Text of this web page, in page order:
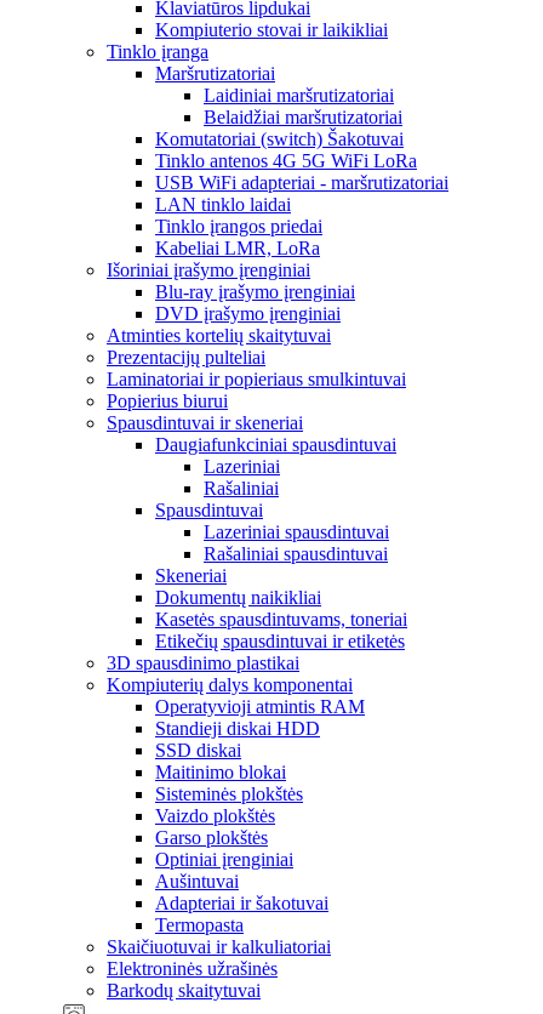
Klaviatūros lipdukai
Kompiuterio stovai ir laikikliai
Tinklo įranga
Maršrutizatoriai
Laidiniai maršrutizatoriai
Belaidžiai maršrutizatoriai
Komutatoriai (switch) Šakotuvai
Tinklo antenos 4G 5G WiFi LoRa
USB WiFi adapteriai - maršrutizatoriai
LAN tinklo laidai
Tinklo įrangos priedai
Kabeliai LMR, LoRa
Išoriniai įrašymo įrenginiai
Blu-ray įrašymo įrenginiai
DVD įrašymo įrenginiai
Atminties kortelių skaitytuvai
Prezentacijų pulteliai
Laminatoriai ir popieriaus smulkintuvai
Popierius biurui
Spausdintuvai ir skeneriai
Daugiafunkciniai spausdintuvai
Lazeriniai
Rašaliniai
Spausdintuvai
Lazeriniai spausdintuvai
Rašaliniai spausdintuvai
Skeneriai
Dokumentų naikikliai
Kasetės spausdintuvams, toneriai
Etikečių spausdintuvai ir etiketės
3D spausdinimo plastikai
Kompiuterių dalys komponentai
Operatyvioji atmintis RAM
Standieji diskai HDD
SSD diskai
Maitinimo blokai
Sisteminės plokštės
Vaizdo plokštės
Garso plokštės
Optiniai įrenginiai
Aušintuvai
Adapteriai ir šakotuvai
Termopasta
Skaičiuotuvai ir kalkuliatoriai
Elektroninės užrašinės
Barkodų skaitytuvai